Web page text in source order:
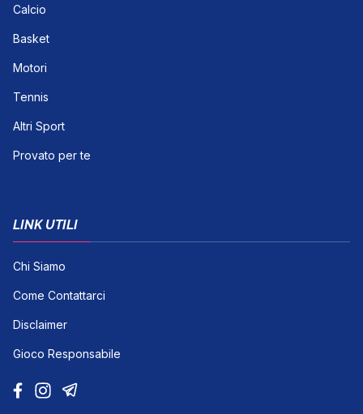
Calcio
Basket
Motori
Tennis
Altri Sport
Provato per te
LINK UTILI
Chi Siamo
Come Contattarci
Disclaimer
Gioco Responsabile